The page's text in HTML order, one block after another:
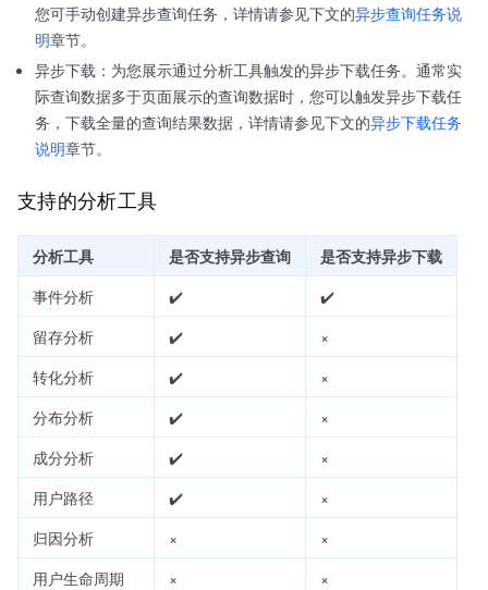
您可手动创建异步查询任务，详情请参见下文的异步查询任务说
明章节。
异步下载：为您展示通过分析工具触发的异步下载任务。通常实
际查询数据多于页面展示的查询数据时，您可以触发异步下载任
务，下载全量的查询结果数据，详情请参见下文的异步下载任务
说明章节。
支持的分析工具
分析工具 是否支持异步查询
是否支持异步下载
事件分析
✔️
✔️
留存分析
✔️
×
转化分析
✔️
×
分布分析
✔️
×
成分分析
✔️
×
用户路径
✔️
×
归因分析
×
×
用户生命周期
×
×